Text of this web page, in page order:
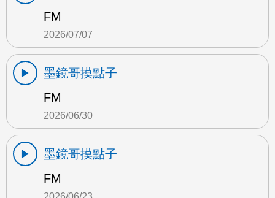
FM
2026/07/07
墨鏡哥摸點子
FM
2026/06/30
墨鏡哥摸點子
FM